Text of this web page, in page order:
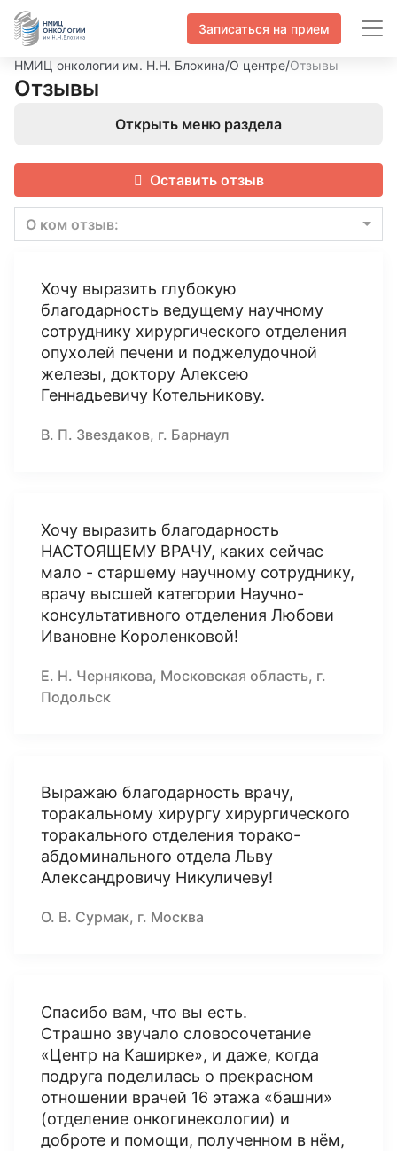
Записаться на прием
НМИЦ онкологии им. Н.Н. Блохина/О центре/Отзывы
Отзывы
Открыть меню раздела
Оставить отзыв
О ком отзыв:
Хочу выразить глубокую
благодарность ведущему научному
сотруднику хирургического отделения
опухолей печени и поджелудочной
железы, доктору Алексею
Геннадьевичу Котельникову.
В. П. Звездаков, г. Барнаул
Хочу выразить благодарность
НАСТОЯЩЕМУ ВРАЧУ, каких сейчас
мало - старшему научному сотруднику,
врачу высшей категории Научно-
консультативного отделения Любови
Ивановне Короленковой!
Е. Н. Чернякова, Московская область, г.
Подольск
Выражаю благодарность врачу,
торакальному хирургу хирургического
торакального отделения торако-
абдоминального отдела Льву
Александровичу Никуличеву!
О. В. Сурмак, г. Москва
Спасибо вам, что вы есть.
Страшно звучало словосочетание
«Центр на Каширке», и даже, когда
подруга поделилась о прекрасном
отношении врачей 16 этажа «башни»
(отделение онкогинекологии) и
доброте и помощи, полученном в нём,